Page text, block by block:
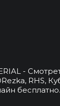
-
RHS,
бесплатно.